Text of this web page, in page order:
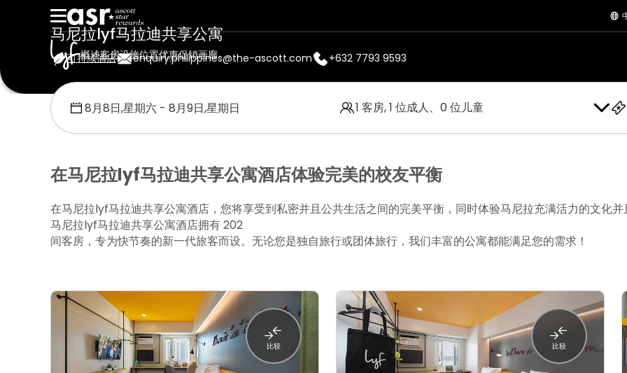
概述客房设施位置优惠促销画廊
1 客房, 1 位成人、0 位儿童
马尼拉lyf马拉迪共享公寓
可持续酒店 enquiry.philippines@the-ascott.com +632 7793 9593
首页 Lyf 马尼拉lyf马拉迪共享公寓 客房
在马尼拉lyf马拉迪共享公寓酒店体验完美的校友平衡
在马尼拉lyf马拉迪共享公寓酒店，您将享受到私密并且公共生活之间的完美平衡，同时体验马尼拉充满活力的文化
马尼拉lyf马拉迪共享公寓酒店拥有 202
间客房，专为快节奏的新一代旅客而设。无论您是独自旅行或团体旅行，我们丰富的公寓都能满足您的需求！
比较 比较